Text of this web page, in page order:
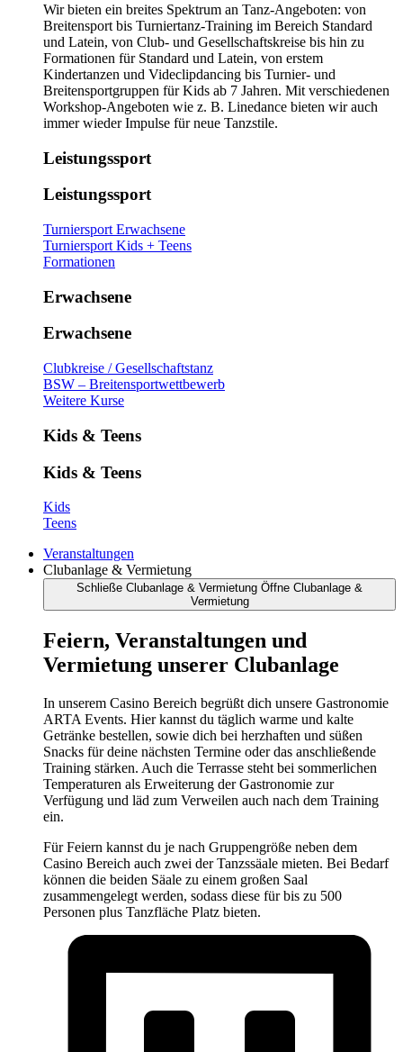
Wir bieten ein breites Spektrum an Tanz-Angeboten: von
Breitensport bis Turniertanz-Training im Bereich Standard
und Latein, von Club- und Gesellschaftskreise bis hin zu
Formationen für Standard und Latein, von erstem
Kindertanzen und Videclipdancing bis Turnier- und
Breitensportgruppen für Kids ab 7 Jahren. Mit verschiedenen
Workshop-Angeboten wie z. B. Linedance bieten wir auch
immer wieder Impulse für neue Tanzstile.
Leistungssport
Leistungssport
Turniersport Erwachsene
Turniersport Kids + Teens
Formationen
Erwachsene
Erwachsene
Clubkreise / Gesellschaftstanz
BSW – Breitensportwettbewerb
Weitere Kurse
Kids & Teens
Kids & Teens
Kids
Teens
Veranstaltungen
Clubanlage & Vermietung
Schließe Clubanlage & Vermietung Öffne Clubanlage &
Vermietung
Feiern, Veranstaltungen und
Vermietung unserer Clubanlage
In unserem Casino Bereich begrüßt dich unsere Gastronomie
ARTA Events. Hier kannst du täglich warme und kalte
Getränke bestellen, sowie dich bei herzhaften und süßen
Snacks für deine nächsten Termine oder das anschließende
Training stärken. Auch die Terrasse steht bei sommerlichen
Temperaturen als Erweiterung der Gastronomie zur
Verfügung und läd zum Verweilen auch nach dem Training
ein.
Für Feiern kannst du je nach Gruppengröße neben dem
Casino Bereich auch zwei der Tanzssäale mieten. Bei Bedarf
können die beiden Säale zu einem großen Saal
zusammengelegt werden, sodass diese für bis zu 500
Personen plus Tanzfläche Platz bieten.